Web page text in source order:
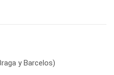
y Barcelos)